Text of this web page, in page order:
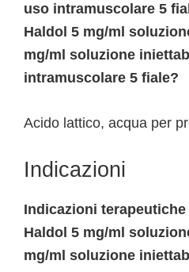
uso intramuscolare 5
Haldol 5 mg/ml
mg/ml soluzione
intramuscolare 5 fiale?
Acido lattico, acqua per
Indicazioni
Indicazioni
Haldol 5 mg/ml
mg/ml soluzione